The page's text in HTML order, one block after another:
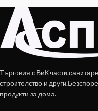
Търговия с ВиК
строителство и
продукти за дома.